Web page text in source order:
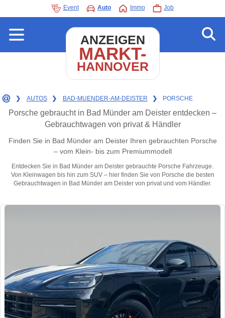
Event Auto Immo Job
ANZEIGEN
MARKT-
HANNOVER
❯ AUTOS ❯ BAD-MUENDER-AM-DEISTER ❯ PORSCHE
Porsche gebraucht in Bad Münder am Deister entdecken –
Gebrauchtwagen von privat & Händler
Finden Sie in Bad Münder am Deister Ihren gebrauchten Porsche
– vom Klein- bis zum Premiummodell
Entdecken Sie in Bad Münder am Deister gebrauchte Porsche Fahrzeuge.
Von Kleinwagen bis hin zum SUV – hier finden Sie von Porsche die besten
Gebrauchtwagen in Bad Münder am Deister von privat und vom Händler.